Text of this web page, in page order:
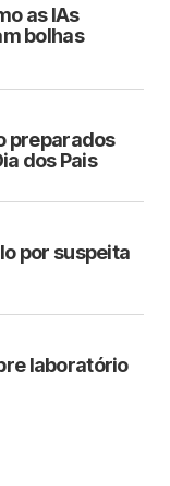
as IAs
bolhas
preparados
dos Pais
por suspeita
laboratório